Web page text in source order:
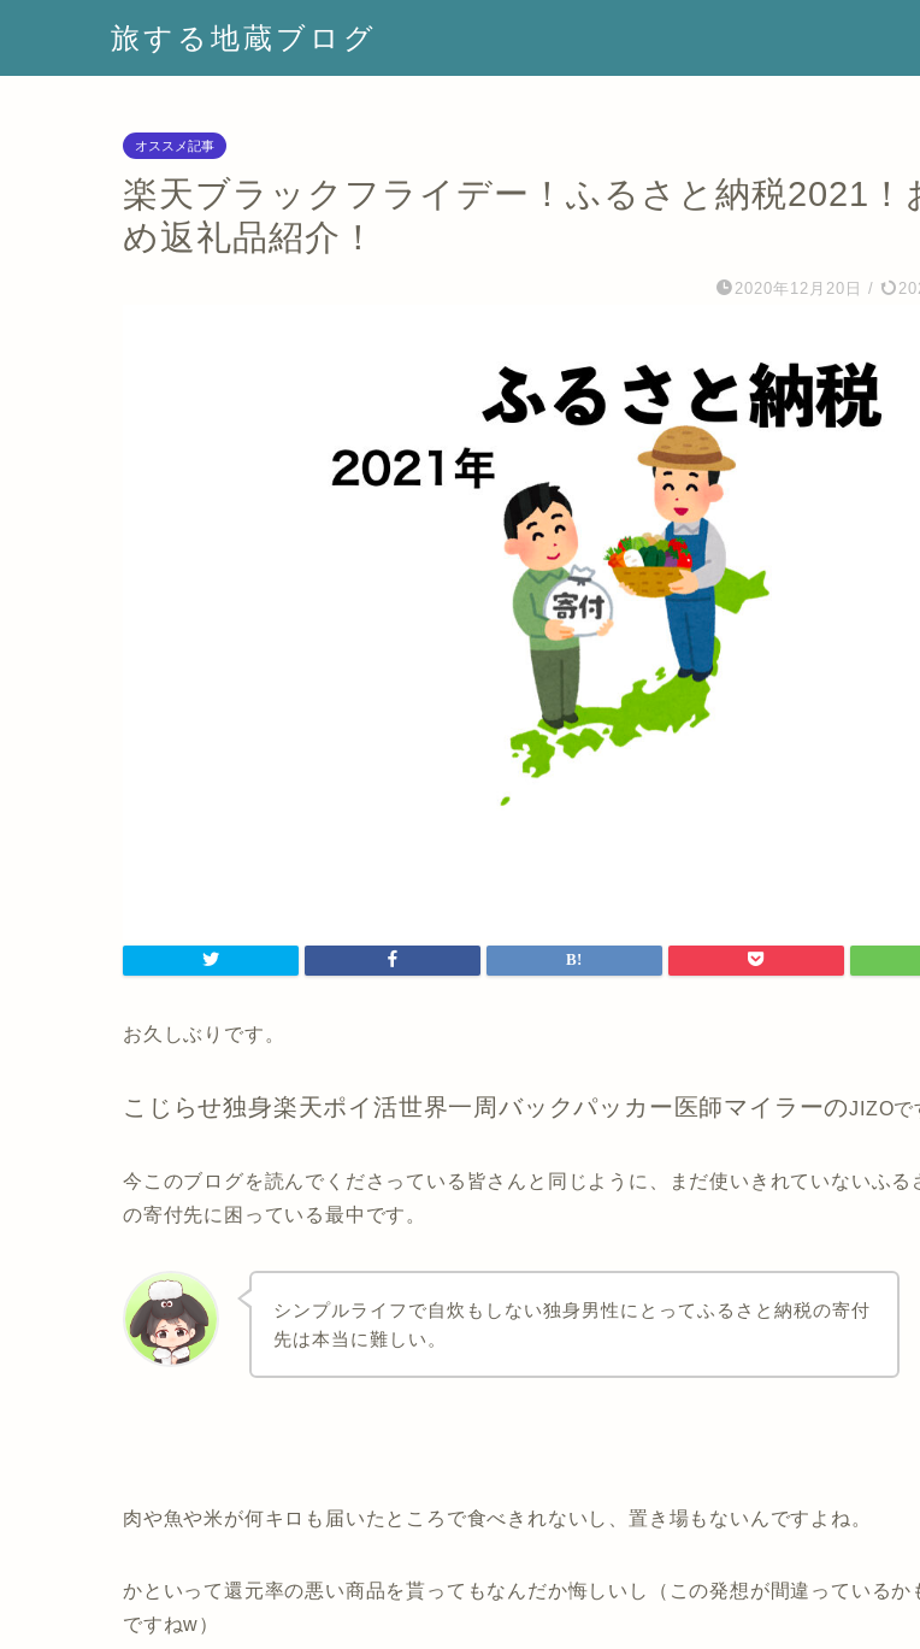
旅する地蔵ブログ
オススメ記事
楽天ブラックフライデー！ふるさと納税2021！
め返礼品紹介！
2020年12月20日 /
お久しぶりです。
こじらせ独身楽天ポイ活世界一周バックパッカー医師マイラーのJIZOで
今このブログを読んでくださっている皆さんと同じように、まだ使いきれていないふる
の寄付先に困っている最中です。
シンプルライフで自炊もしない独身男性にとってふるさと納税の寄付
先は本当に難しい。
肉や魚や米が何キロも届いたところで食べきれないし、置き場もないんですよね。
かといって還元率の悪い商品を貰ってもなんだか悔しいし（この発想が間違っているか
ですねw）